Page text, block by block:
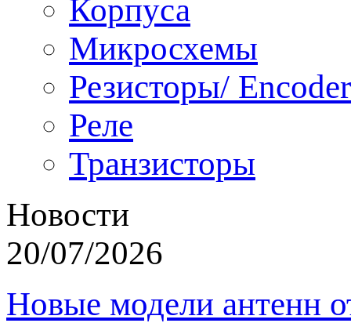
Корпуса
Микросхемы
Резисторы/ Encoder
Реле
Транзисторы
Новости
20/07/2026
Новые модели антенн